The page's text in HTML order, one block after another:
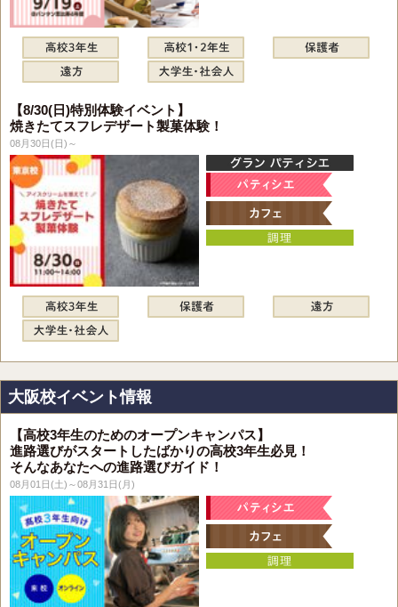
【8/30(日)特別体験イベント】
焼きたてスフレデザート製菓体験！
08月30日(日)～
大阪校イベント情報
【高校3年生のためのオープンキャンパス】
進路選びがスタートしたばかりの高校3年生必見！
そんなあなたへの進路選びガイド！
08月01日(土)～08月31日(月)